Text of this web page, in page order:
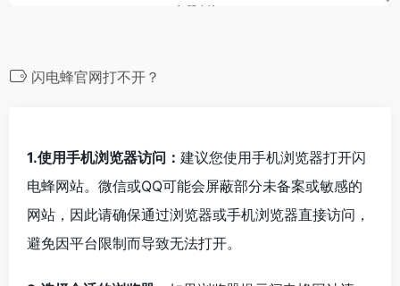
闪电蜂官网打不开？
1.使用手机浏览器访问： 建议您使用手机浏览器打开闪
电蜂网站。微信或QQ可能会屏蔽部分未备案或敏感的
网站，因此请确保通过浏览器或手机浏览器直接访问，
避免因平台限制而导致无法打开。